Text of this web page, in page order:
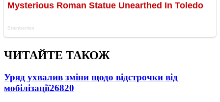
ЧИТАЙТЕ ТАКОЖ
Уряд ухвалив зміни щодо відстрочки від
мобілізації26820